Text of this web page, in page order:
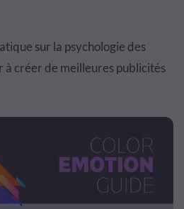
sur la psychologie des
à créer de meilleures publicités